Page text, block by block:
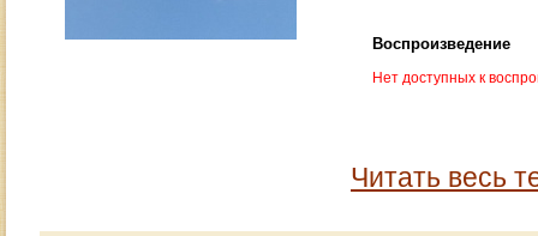
Воспроизведение
Нет доступных к
Читать весь